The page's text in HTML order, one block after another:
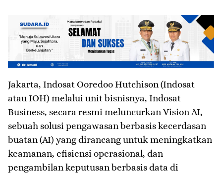
Jakarta, Indosat Ooredoo Hutchison (Indosat
atau IOH) melalui unit bisnisnya, Indosat
Business, secara resmi meluncurkan Vision AI,
sebuah solusi pengawasan berbasis kecerdasan
buatan (AI) yang dirancang untuk meningkatkan
keamanan, efisiensi operasional, dan
pengambilan keputusan berbasis data di